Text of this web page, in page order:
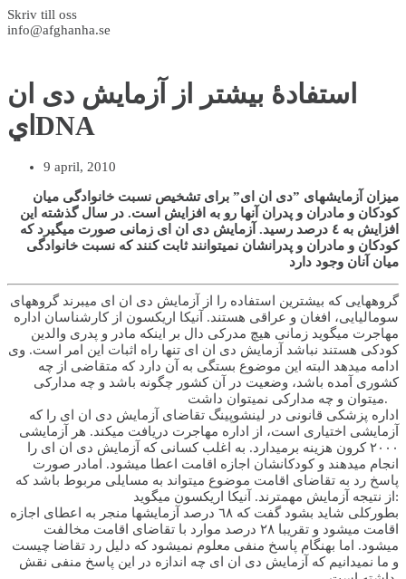
Skriv till oss
info@afghanha.se
استفادۀ بیشتر از آزمایش دی ان
ايDNA
9 april, 2010
میزان آزمایش­های ”دی ان ای” برای تشخیص نسبت خانوادگی میان
کودکان و مادران و پدران آنها رو به افزایش است. در سال گذشته این
افزایش به ٤ درصد رسید. آزمایش دی ان ای زمانی صورت می­گیرد که
کودکان و مادران و پدران­شان نمی­توانند ثابت کنند که نسبت خانوادگی
میان آنان وجود دارد
گروه­هایی که بیشترین استفاده را از آزمایش دی ان ای می­برند گروه­های
سومالیایی، افغان و عراقی هستند. آنیکا اریکسون از کارشناسان اداره
مهاجرت می­گوید زمانی هیچ مدرکی دال بر اینکه مادر و پدری والدین
کودکی هستند نباشد آزمایش دی ان ای تنها راه اثبات این امر است. وی
ادامه میدهد البته این موضوع بستگی به آن دارد که متقاضی از چه
کشوری آمده باشد، وضعیت در آن کشور چگونه باشد و چه مدارکی
میتوان و چه مدارکی نمیتوان داشت.
اداره پزشکی قانونی در لینشوپینگ تقاضای آزمایش دی ان ای را که
آزمایشی اختیاری است، از اداره مهاجرت دریافت میکند. هر آزمایشی
٢٠٠٠ کرون هزینه برمیدارد. به اغلب کسانی که آزمایش دی ان ای را
انجام میدهند و کودکانشان اجازه اقامت اعطا می­شود. امادر صورت
پاسخ رد به تقاضای اقامت موضوع میتواند به مسایلی مربوط باشد که
از نتیجه آزمایش مهم­ترند. آنیکا اریکسون میگوید:
بطورکلی شاید بشود گفت که ٦٨ درصد آزمایش­ها منجر به اعطای اجازه
اقامت میشود و تقریبا ٢٨ درصد موارد با تقاضای اقامت مخالفت
میشود. اما بهنگام پاسخ منفی معلوم نمیشود که دلیل رد تقاضا چیست
و ما نمیدانیم که آزمایش دی ان ای چه اندازه در این پاسخ منفی نقش